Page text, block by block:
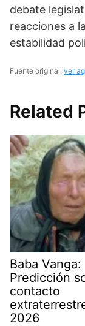
debate
reacciones a
estabilidad
Fuente original: ver
Related
Baba Vanga:
Predicción
contacto
2026